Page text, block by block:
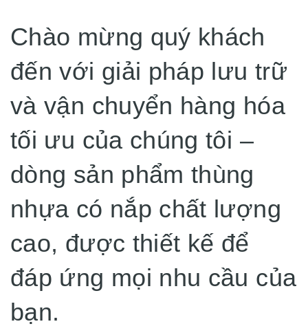
Chào mừng quý khách
đến với giải pháp lưu trữ
và vận chuyển hàng hóa
tối ưu của chúng tôi –
dòng sản phẩm thùng
nhựa có nắp chất lượng
cao, được thiết kế để
đáp ứng mọi nhu cầu của
bạn.